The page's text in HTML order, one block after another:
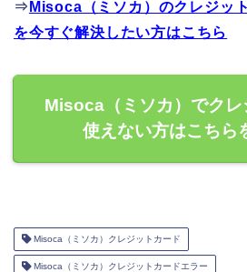
⇒ Misoca（ミソカ）のクレジッ
を今すぐ解決したい方はこちら
Misoca（ミソカ）でクレ
使えない方はこちら
Misoca（ミソカ）クレジットカード
Misoca（ミソカ）クレジットカードエラー